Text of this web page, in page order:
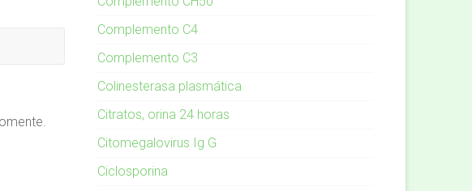
Complemento C4
Complemento C3
Colinesterasa plasmática
Citratos, orina 24 horas
Citomegalovirus Ig G
Ciclosporina